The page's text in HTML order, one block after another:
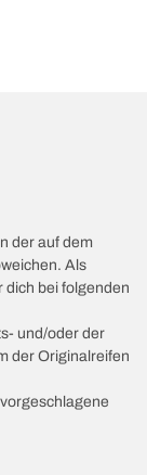
der auf dem
Als
dich bei folgenden
und/oder der
der Originalreifen